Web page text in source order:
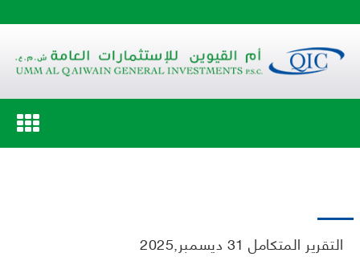
Toggle
navigation
التقرير المتكامل 31 ديسمبر,2025